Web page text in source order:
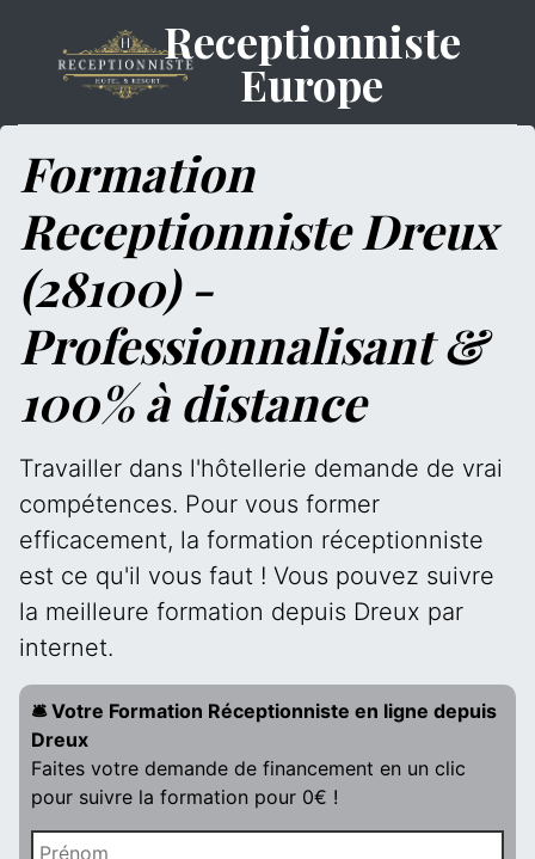
Receptionniste
Europe
Formation
Receptionniste Dreux
(28100) -
Professionnalisant &
100% à distance
Travailler dans l'hôtellerie demande de vrai
compétences. Pour vous former
efficacement, la formation réceptionniste
est ce qu'il vous faut ! Vous pouvez suivre
la meilleure formation depuis Dreux par
internet.
🛎️ Votre Formation Réceptionniste en ligne depuis
Dreux
Faites votre demande de financement en un clic
pour suivre la formation pour 0€ !